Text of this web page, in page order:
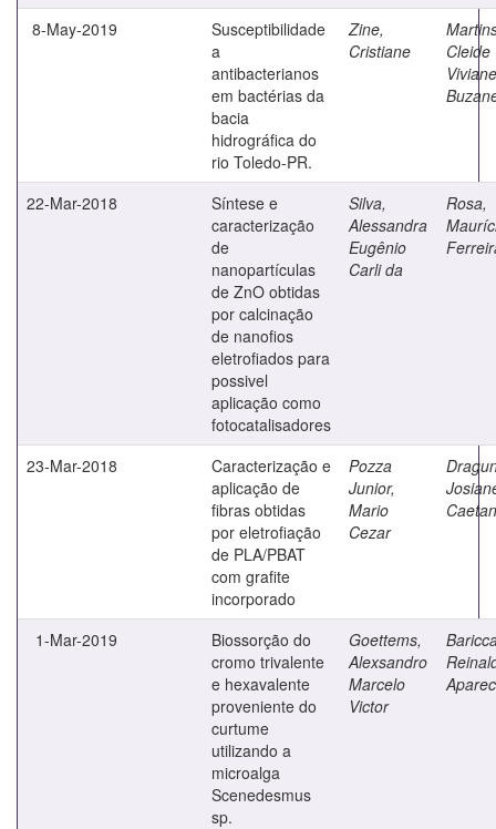
8-May-2019
Susceptibilidade
a
antibacterianos
em bactérias da
bacia
hidrográfica do
rio Toledo-PR.
Zine,
Cristiane
Cleide
Viviane
22-Mar-2018
Síntese e
caracterização
de
nanopartículas
de ZnO obtidas
por calcinação
de nanofios
eletrofiados para
possivel
aplicação como
fotocatalisadores
Silva,
Alessandra
Eugênio
Carli da
Rosa,
23-Mar-2018
Caracterização e
aplicação de
fibras obtidas
por eletrofiação
de PLA/PBAT
com grafite
incorporado
Pozza
Junior,
Mario
Cezar
1-Mar-2019
Biossorção do
cromo trivalente
e hexavalente
proveniente do
curtume
utilizando a
microalga
Scenedesmus
sp.
Goettems,
Alexsandro
Marcelo
Victor